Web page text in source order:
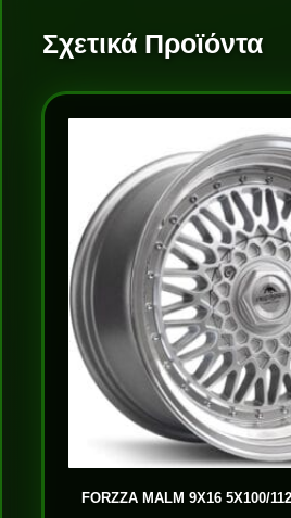
Σχετικά Προϊόντα
FORZZA MALM 9X16 5X100/